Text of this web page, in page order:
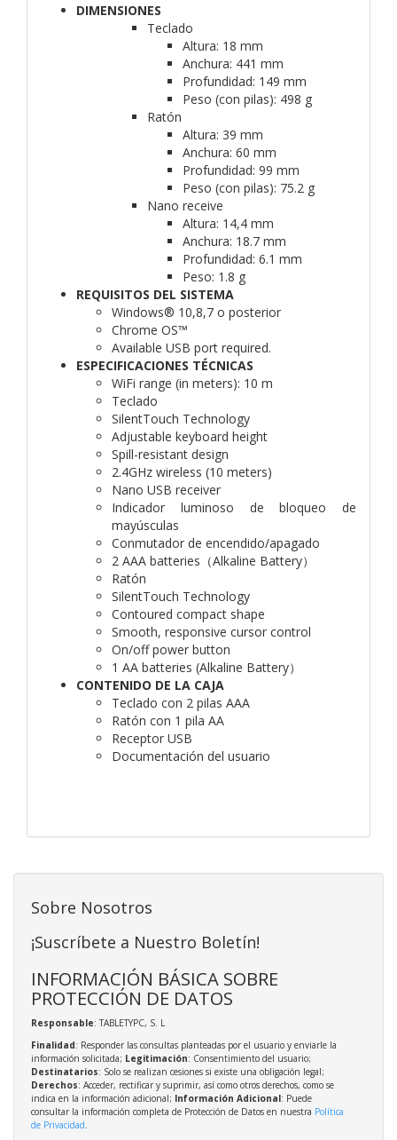
DIMENSIONES
Teclado
Altura: 18 mm
Anchura: 441 mm
Profundidad: 149 mm
Peso (con pilas): 498 g
Ratón
Altura: 39 mm
Anchura: 60 mm
Profundidad: 99 mm
Peso (con pilas): 75.2 g
Nano receive
Altura: 14,4 mm
Anchura: 18.7 mm
Profundidad: 6.1 mm
Peso: 1.8 g
REQUISITOS DEL SISTEMA
Windows® 10,8,7 o posterior
Chrome OS™
Available USB port required.
ESPECIFICACIONES TÉCNICAS
WiFi range (in meters): 10 m
Teclado
SilentTouch Technology
Adjustable keyboard height
Spill-resistant design
2.4GHz wireless (10 meters)
Nano USB receiver
Indicador luminoso de bloqueo de
mayúsculas
Conmutador de encendido/apagado
2 AAA batteries（Alkaline Battery）
Ratón
SilentTouch Technology
Contoured compact shape
Smooth, responsive cursor control
On/off power button
1 AA batteries (Alkaline Battery）
CONTENIDO DE LA CAJA
Teclado con 2 pilas AAA
Ratón con 1 pila AA
Receptor USB
Documentación del usuario
Sobre Nosotros
¡Suscríbete a Nuestro Boletín!
INFORMACIÓN BÁSICA SOBRE
PROTECCIÓN DE DATOS
Responsable: TABLETYPC, S. L
Finalidad: Responder las consultas planteadas por el usuario y enviarle la
información solicitada; Legitimación: Consentimiento del usuario;
Destinatarios: Solo se realizan cesiones si existe una obligación legal;
Derechos: Acceder, rectificar y suprimir, así como otros derechos, como se
indica en la información adicional; Información Adicional: Puede
consultar la información completa de Protección de Datos en nuestra Política
de Privacidad